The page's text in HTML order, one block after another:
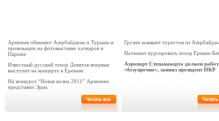
Армения обвиняет Азербайджан и Турцию в
провокации на фотовыставке хачкаров в
Париже
Известный русский тенор Девятов впервые
выступит на концерте в Ереване
На конкурсе “Новая волна 2011” Армению
представит Эрик
Грузия зазывает туристов из
Начинает курсировать поезд Ереван-
Аэропорт Степанакерта должен
«безупречно», заявил президент НКР